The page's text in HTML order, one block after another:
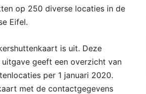
op 250 diverse locaties in de
Eifel.
is uit. Deze
geeft een overzicht van
per 1 januari 2020.
met de contactgegevens